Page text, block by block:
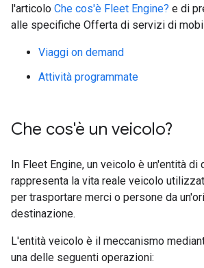
l'articolo Che cos'è Fleet Engine? e di
alle specifiche Offerta di servizi di
Viaggi on demand
Attività programmate
Che cos'è un veicolo?
In Fleet Engine, un veicolo è un'entità di
rappresenta la vita reale veicolo
per trasportare merci o persone da
destinazione.
L'entità veicolo è il meccanismo
una delle seguenti operazioni: